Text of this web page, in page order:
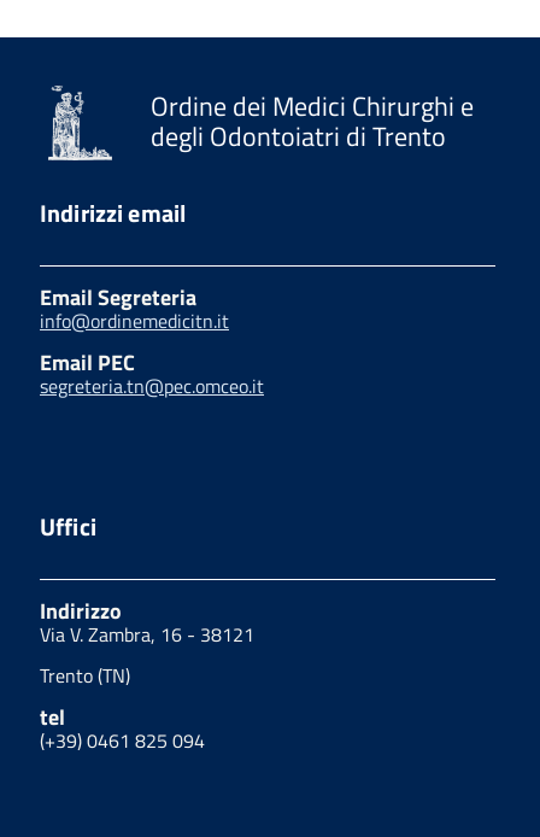
Ordine dei Medici Chirurghi e
degli Odontoiatri di Trento
Indirizzi email
Email Segreteria
info@ordinemedicitn.it
Email PEC
segreteria.tn@pec.omceo.it
Uffici
Indirizzo
Via V. Zambra, 16 - 38121
Trento (TN)
tel
(+39) 0461 825 094